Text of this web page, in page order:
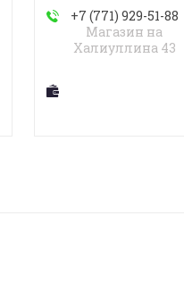
+7 (771) 929-51-88
Магазин на
Халиуллина 43